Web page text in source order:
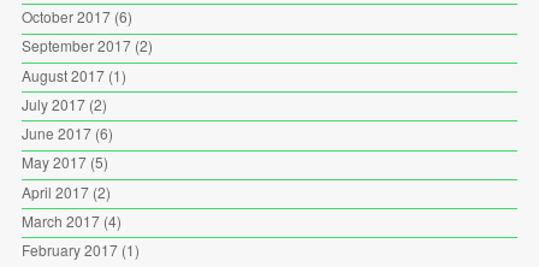
October 2017(6)
September 2017(2)
August 2017(1)
July 2017(2)
June 2017(6)
May 2017(5)
April 2017(2)
March 2017(4)
February 2017(1)